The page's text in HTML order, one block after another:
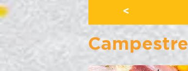
>
Campestre